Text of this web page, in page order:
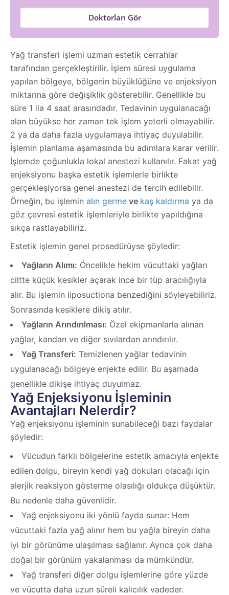
Yağ transferi işlemi uzman estetik cerrahlar
tarafından gerçekleştirilir. İşlem süresi uygulama
yapılan bölgeye, bölgenin büyüklüğüne ve enjeksiyon
miktarına göre değişiklik gösterebilir. Genellikle bu
süre 1 ila 4 saat arasındadır. Tedavinin uygulanacağı
alan büyükse her zaman tek işlem yeterli olmayabilir.
2 ya da daha fazla uygulamaya ihtiyaç duyulabilir.
İşlemin planlama aşamasında bu adımlara karar verilir.
İşlemde çoğunlukla lokal anestezi kullanılır. Fakat yağ
enjeksiyonu başka estetik işlemlerle birlikte
gerçekleşiyorsa genel anestezi de tercih edilebilir.
Örneğin, bu işlemin alın germe ve kaş kaldırma ya da
göz çevresi estetik işlemleriyle birlikte yapıldığına
sıkça rastlayabiliriz.
Estetik işlemin genel prosedürüyse şöyledir:
Yağların Alımı: Öncelikle hekim vücuttaki yağları
ciltte küçük kesikler açarak ince bir tüp aracılığıyla
alır. Bu işlemin liposuctiona benzediğini söyleyebiliriz.
Sonrasında kesiklere dikiş atılır.
Yağların Arındırılması: Özel ekipmanlarla alınan
yağlar, kandan ve diğer sıvılardan arındırılır.
Yağ Transferi: Temizlenen yağlar tedavinin
uygulanacağı bölgeye enjekte edilir. Bu aşamada
genellikle dikişe ihtiyaç duyulmaz.
Yağ Enjeksiyonu İşleminin
Avantajları Nelerdir?
Yağ enjeksiyonu işleminin sunabileceği bazı faydalar
şöyledir:
Vücudun farklı bölgelerine estetik amacıyla enjekte
edilen dolgu, bireyin kendi yağ dokuları olacağı için
alerjik reaksiyon gösterme olasılığı oldukça düşüktür.
Bu nedenle daha güvenlidir.
Yağ enjeksiyonu iki yönlü fayda sunar: Hem
vücuttaki fazla yağ alınır hem bu yağla bireyin daha
iyi bir görünüme ulaşılması sağlanır. Ayrıca çok daha
doğal bir görünüm yakalanması da mümkündür.
Yağ transferi diğer dolgu işlemlerine göre yüzde
ve vücutta daha uzun süreli kalıcılık vadeder.
Doktorları Gör